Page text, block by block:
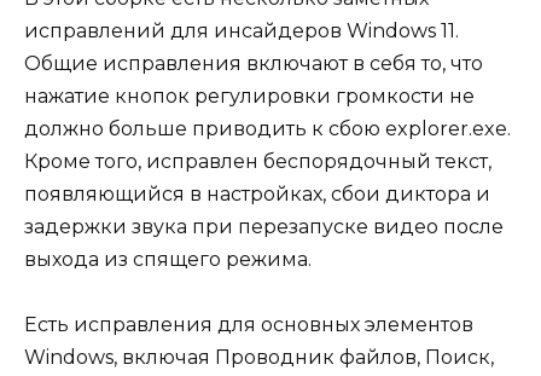
исправлений для инсайдеров Windows 11.
Общие исправления включают в себя то, что
нажатие кнопок регулировки громкости не
должно больше приводить к сбою explorer.exe.
Кроме того, исправлен беспорядочный текст,
появляющийся в настройках, сбои диктора и
задержки звука при перезапуске видео после
выхода из спящего режима.
Есть исправления для основных элементов
Windows, включая Проводник файлов, Поиск,